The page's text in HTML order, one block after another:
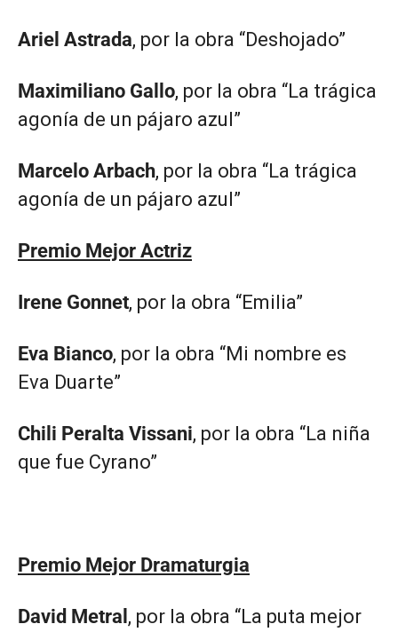
Ariel Astrada, por la obra “Deshojado”
Maximiliano Gallo, por la obra “La trágica
agonía de un pájaro azul”
Marcelo Arbach, por la obra “La trágica
agonía de un pájaro azul”
Premio Mejor Actriz
Irene Gonnet, por la obra “Emilia”
Eva Bianco, por la obra “Mi nombre es
Eva Duarte”
Chili Peralta Vissani, por la obra “La niña
que fue Cyrano”
Premio Mejor Dramaturgia
David Metral , por la obra “La puta mejor